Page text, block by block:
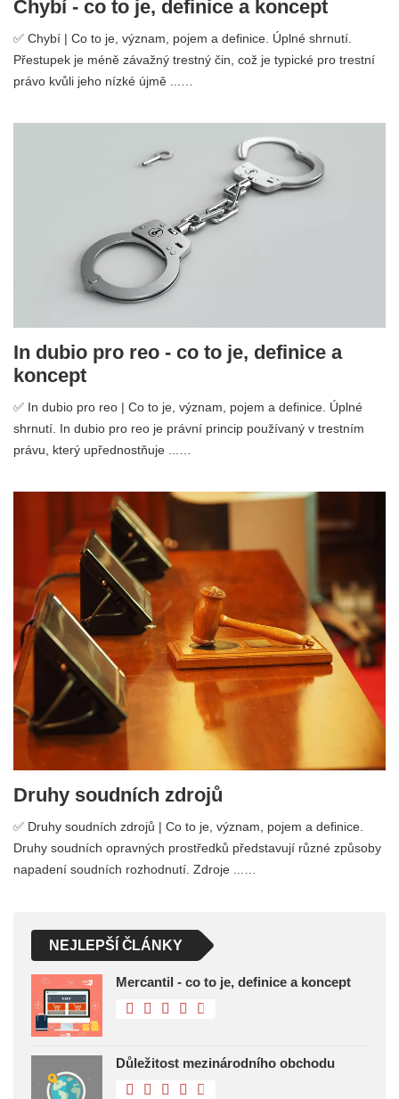
Chybí - co to je, definice a koncept
✅ Chybí | Co to je, význam, pojem a definice. Úplné shrnutí.
Přestupek je méně závažný trestný čin, což je typické pro trestní
právo kvůli jeho nízké újmě ...…
In dubio pro reo - co to je, definice a
koncept
✅ In dubio pro reo | Co to je, význam, pojem a definice. Úplné
shrnutí. In dubio pro reo je právní princip používaný v trestním
právu, který upřednostňuje ...…
Druhy soudních zdrojů
✅ Druhy soudních zdrojů | Co to je, význam, pojem a definice.
Druhy soudních opravných prostředků představují různé způsoby
napadení soudních rozhodnutí. Zdroje ...…
NEJLEPŠÍ ČLÁNKY
Mercantil - co to je, definice a koncept
Důležitost mezinárodního obchodu